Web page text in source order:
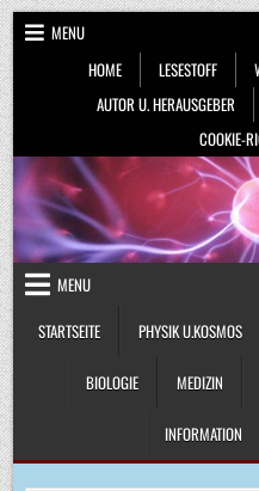
Skip
to
content
MENU
HOME
LESESTOFF
AUTOR U. HERAUSGEBER
COOKIE-
MENU
STARTSEITE
PHYSIK U.KOSMOS
BIOLOGIE MEDIZIN
INFORMATION